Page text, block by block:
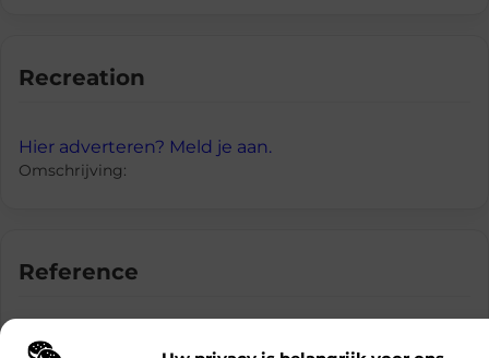
Recreation
Hier adverteren? Meld je aan.
Omschrijving:
Reference
Hier adverteren? Meld je aan.